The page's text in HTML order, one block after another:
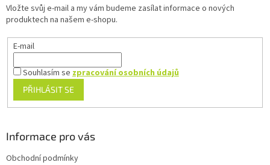
Vložte svůj e-mail a my vám budeme zasílat informace o nových
produktech na našem e-shopu.
E-mail
Souhlasím sezpracování osobních údajů
PŘIHLÁSIT SE
Informace pro vás
Obchodní podmínky